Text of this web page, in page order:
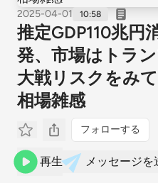
2025-04-01 10:58
推定GDP110兆円
発、市場はトラ
大戦リスクをみ
相場雑感
フォローする
再生 メッセージを